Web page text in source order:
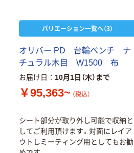
バリエーション一覧へ（3）
オリバー PD 台輪ベンチ ナ
チュラル木目 W1500 布
お届け日 10月1日（木）まで
￥95,363~ （税込）
シート部分が取り外し可能で収納と
してご利用頂けます。対面にレイア
ウトしミーティング用としてもお勧